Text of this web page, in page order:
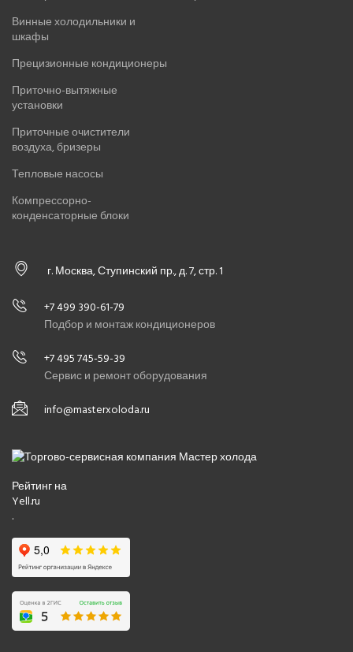
Винные холодильники и
шкафы
Прецизионные кондиционеры
Приточно-вытяжные
установки
Приточные очистители
воздуха, бризеры
Тепловые насосы
Компрессорно-
конденсаторные блоки
г. Москва, Ступинский пр., д. 7, стр. 1
+7 499 390-61-79
Подбор и монтаж кондиционеров
+7 495 745-59-39
Сервис и ремонт оборудования
info@masterxoloda.ru
Рейтинг на
Yell.ru
.